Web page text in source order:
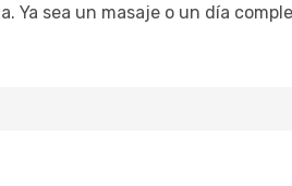
sea un masaje o un día